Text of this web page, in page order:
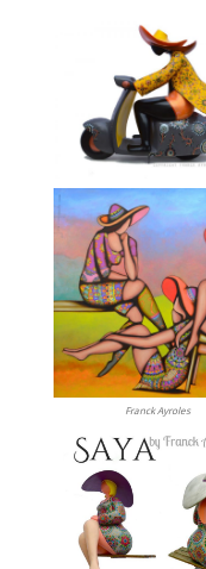
Franck Ayroles